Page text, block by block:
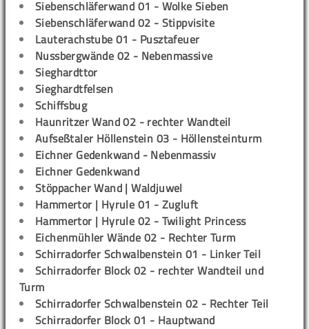
Siebenschläferwand 01 - Wolke Sieben
Siebenschläferwand 02 - Stippvisite
Lauterachstube 01 - Pusztafeuer
Nussbergwände 02 - Nebenmassive
Sieghardttor
Sieghardtfelsen
Schiffsbug
Haunritzer Wand 02 - rechter Wandteil
Aufseßtaler Höllenstein 03 - Höllensteinturm
Eichner Gedenkwand - Nebenmassiv
Eichner Gedenkwand
Stöppacher Wand | Waldjuwel
Hammertor | Hyrule 01 - Zugluft
Hammertor | Hyrule 02 - Twilight Princess
Eichenmühler Wände 02 - Rechter Turm
Schirradorfer Schwalbenstein 01 - Linker Teil
Schirradorfer Block 02 - rechter Wandteil und
Turm
Schirradorfer Schwalbenstein 02 - Rechter Teil
Schirradorfer Block 01 - Hauptwand